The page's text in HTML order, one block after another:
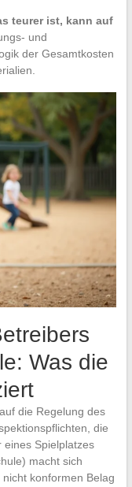
teurer ist, kann auf
und
der Gesamtkosten
Was die
die Regelung des
die
Spielplatzes
macht sich
konformen Belag